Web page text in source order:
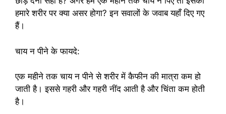
हमारे शरीर पर क्या असर होगा? इन सवालों के जवाब यहाँ दिए गए
हैं।
चाय न पीने के फायदे:
एक महीने तक चाय न पीने से शरीर में कैफीन की मात्रा कम हो
जाती है। इससे गहरी और गहरी नींद आती है और चिंता कम होती
है।